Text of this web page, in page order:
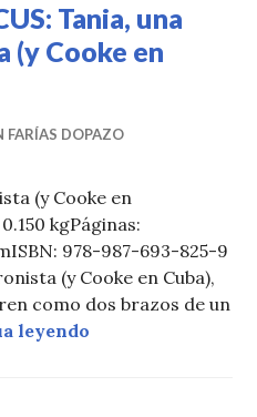
Tania, una
(y Cooke en
FARÍAS DOPAZO
(y Cooke en
kgPáginas:
978-987-693-825-9
(y Cooke en Cuba),
como dos brazos de un
leyendo